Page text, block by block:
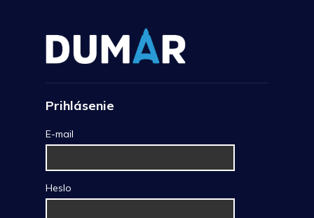
Prihlásenie
E-mail
Heslo